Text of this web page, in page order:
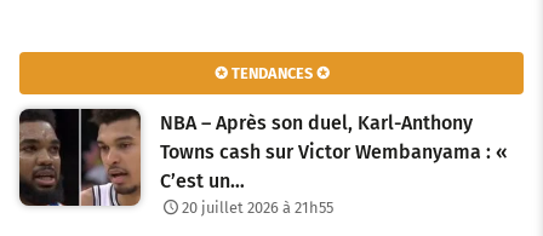
✪ TENDANCES ✪
NBA – Après son duel, Karl-Anthony
Towns cash sur Victor Wembanyama : «
C’est un…
20 juillet 2026 à 21h55